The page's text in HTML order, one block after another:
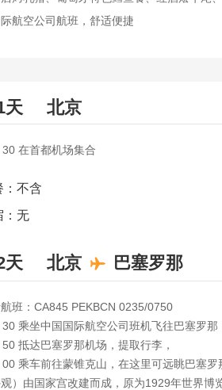
航空公司航班，舒适便捷
天 北京
30 在首都机场集合
：不含
：无
天 北京 巴塞罗那
班：CA845 PEKBCN 0235/0750
乘坐中国国际航空公司班机飞往巴塞罗那
抵达巴塞罗那机场，提取行李，
00 乘车前往蒙锥克山，在这里可远眺巴塞
观）由国家宫改建而成，原为1929年世界